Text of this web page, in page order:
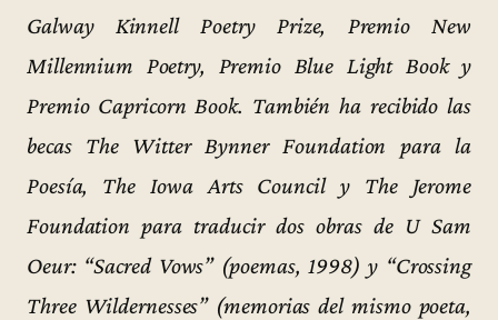
Galway Kinnell Poetry Prize, Premio New
Millennium Poetry, Premio Blue Light Book y
Premio Capricorn Book. También ha recibido las
becas The Witter Bynner Foundation para la
Poesía, The Iowa Arts Council y The Jerome
Foundation para traducir dos obras de U Sam
Oeur: “Sacred Vows” (poemas, 1998) y “Crossing
Three Wildernesses” (memorias del mismo poeta,